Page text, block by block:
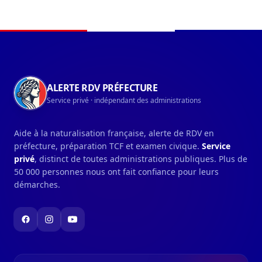
Navigation du pied de page
ALERTE RDV PRÉFECTURE
Service privé · indépendant des administrations
Aide à la naturalisation française, alerte de RDV en
préfecture, préparation TCF et examen civique. Service
privé, distinct de toutes administrations publiques. Plus de
50 000 personnes nous ont fait confiance pour leurs
démarches.